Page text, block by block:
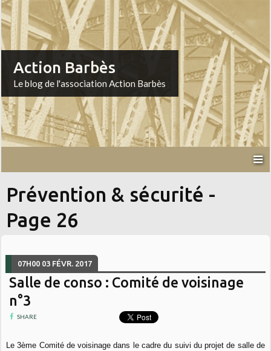
Action Barbès
Le blog de l'association Action Barbès
Prévention & sécurité -
Page 26
07H00 03 FÉVR. 2017
Salle de conso : Comité de voisinage
n°3
SHARE
Le 3ème Comité de voisinage dans le cadre du suivi du projet de salle de